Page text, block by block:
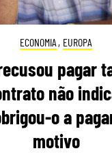
ECONOMIA , EUROPA
pagar
não
o a
motivo